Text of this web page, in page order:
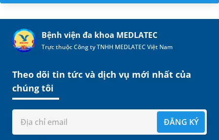
Bệnh viện đa khoa MEDLATEC
Trực thuộc Công ty TNHH MEDLATEC Việt Nam
Theo dõi tin tức và dịch vụ mới nhất của
chúng tôi
ĐĂNG KÝ